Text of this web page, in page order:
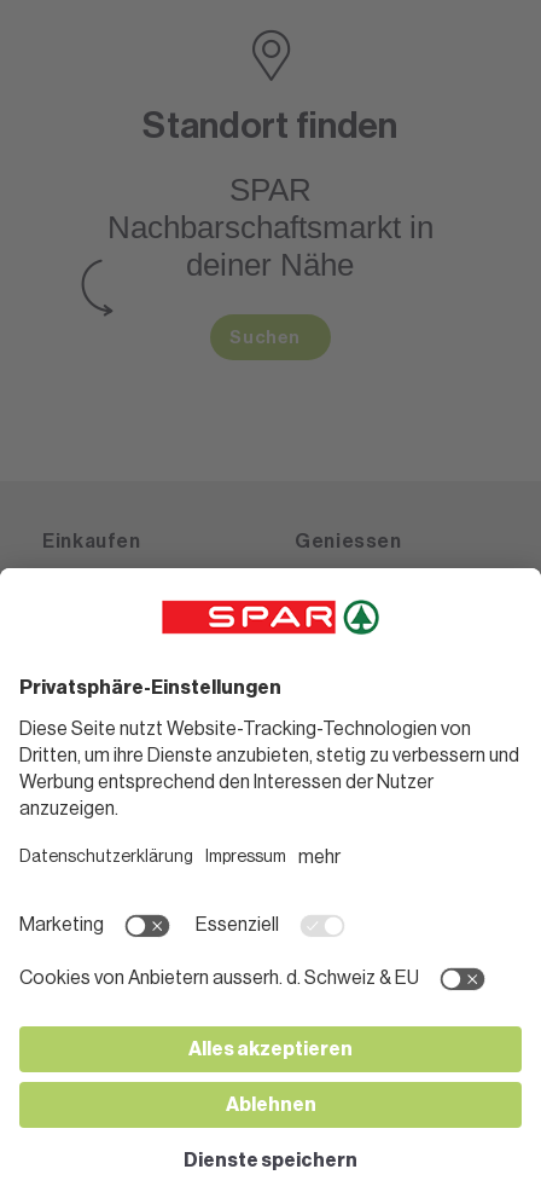
Standort finden
SPAR
Nachbarschaftsmarktin
deiner Nähe
Suchen
Einkaufen
Gutscheine
Geniessen
Weinwelt
Bierwelt
Informieren
Teilnahmebedingungen
Pressemitteilungen
Karriere bei SPAR
Kontakt
Folge uns
© 2026 SPAR Handels AG